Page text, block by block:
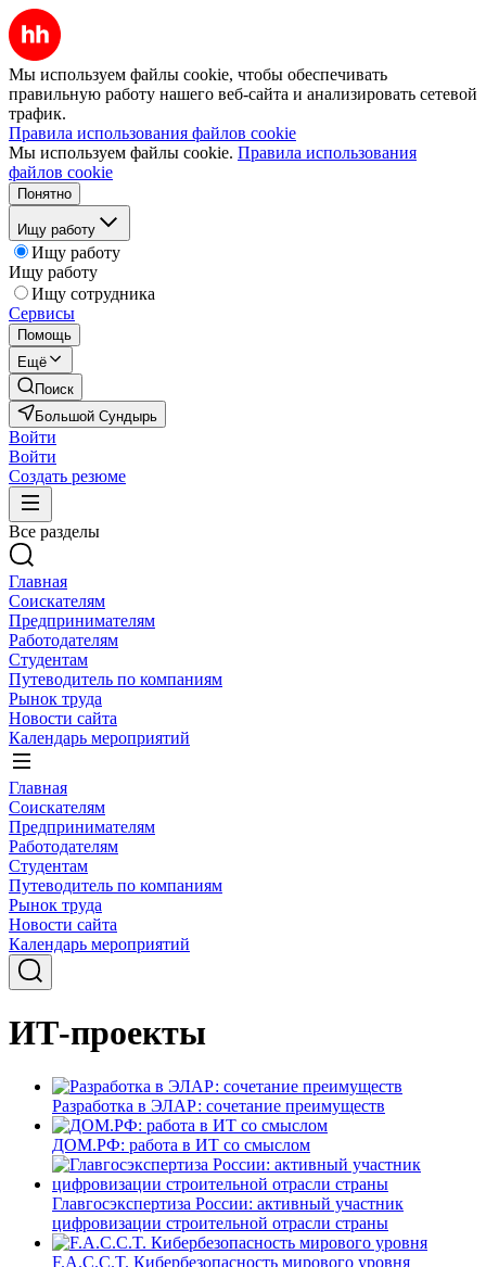
Мы используем файлы cookie, чтобы обеспечивать
правильную работу нашего веб-сайта и анализировать сетевой
трафик.
Правила использования файлов cookie
Мы используем файлы cookie. Правила использования
файлов cookie
Понятно
Ищу работу
Ищу работу
Ищу работу
Ищу сотрудника
Сервисы
Помощь
Ещё
Поиск
Большой Сундырь
Войти
Войти
Создать резюме
Все разделы
Главная
Соискателям
Предпринимателям
Работодателям
Студентам
Путеводитель по компаниям
Рынок труда
Новости сайта
Календарь мероприятий
Главная
Соискателям
Предпринимателям
Работодателям
Студентам
Путеводитель по компаниям
Рынок труда
Новости сайта
Календарь мероприятий
ИТ-проекты
Разработка в ЭЛАР: сочетание преимуществ
ДОМ.РФ: работа в ИТ со смыслом
Главгосэкспертиза России: активный участник
цифровизации строительной отрасли страны
F.A.C.C.T. Кибербезопасность мирового уровня